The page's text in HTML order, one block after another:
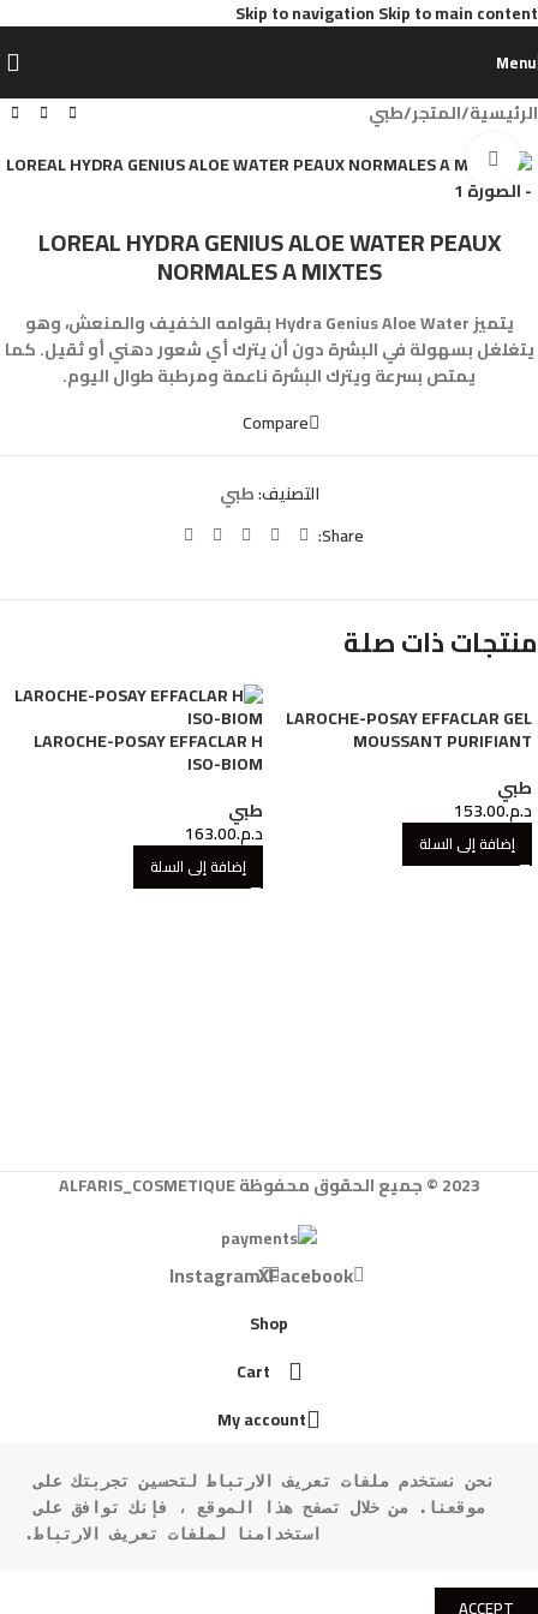
Skip to navigationSkip to main content
Menu
الرئيسية/المتجر/طبي
Click to enlarge
LOREAL HYDRA GENIUS ALOE WATER PEAUX
NORMALES A MIXTES
يتميز Hydra Genius Aloe Water بقوامه الخفيف والمنعش، وهو
يتغلغل بسهولة في البشرة دون أن يترك أي شعور دهني أو ثقيل. كما
يمتص بسرعة ويترك البشرة ناعمة ومرطبة طوال اليوم.
Compare
التصنيف:طبي
Share:
منتجات ذات صلة
LAROCHE-POSAY EFFACLAR GEL
MOUSSANT PURIFIANT
طبي
د.م.153.00
إضافة إلى السلة
LAROCHE-POSAY EFFACLAR H
ISO-BIOM
طبي
د.م.163.00
إضافة إلى السلة
2023 © جميع الحقوق محفوظة ALFARIS_COSMETIQUE
Facebook
X
Instagram
Shop
Cart
My account
نحن نستخدم ملفات تعريف الارتباط لتحسين تجربتك على
موقعنا. من خلال تصفح هذا الموقع ، فإنك توافق على
استخدامنا لملفات تعريف الارتباط.
ACCEPT